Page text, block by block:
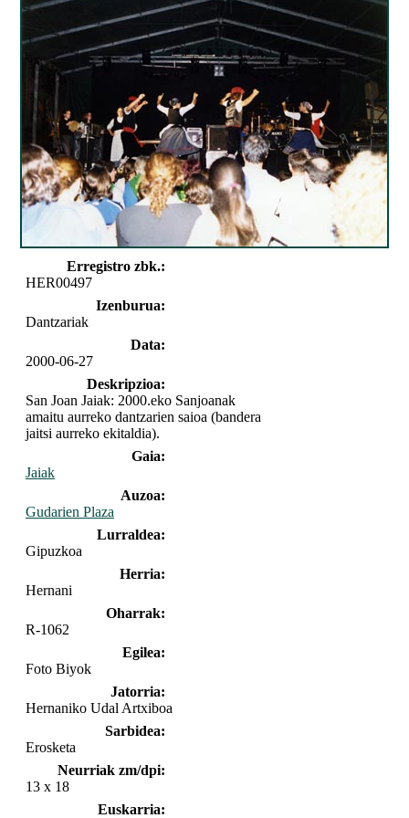
Erregistro zbk.:
HER00497
Izenburua:
Dantzariak
Data:
2000-06-27
Deskripzioa:
San Joan Jaiak: 2000.eko Sanjoanak
amaitu aurreko dantzarien saioa (bandera
jaitsi aurreko ekitaldia).
Gaia:
Jaiak
Auzoa:
Gudarien Plaza
Lurraldea:
Gipuzkoa
Herria:
Hernani
Oharrak:
R-1062
Egilea:
Foto Biyok
Jatorria:
Hernaniko Udal Artxiboa
Sarbidea:
Erosketa
Neurriak zm/dpi:
13 x 18
Euskarria: